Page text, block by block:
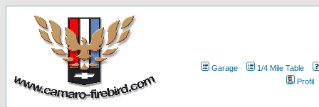
Garage
1/4 Mile Table
Profil